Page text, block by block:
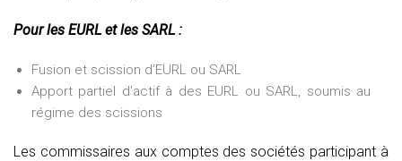
Pour les EURL et les SARL :
Fusion et scission d’EURL ou SARL
Apport partiel d’actif à des EURL ou SARL, soumis au
régime des scissions
Les commissaires aux comptes des sociétés participant à